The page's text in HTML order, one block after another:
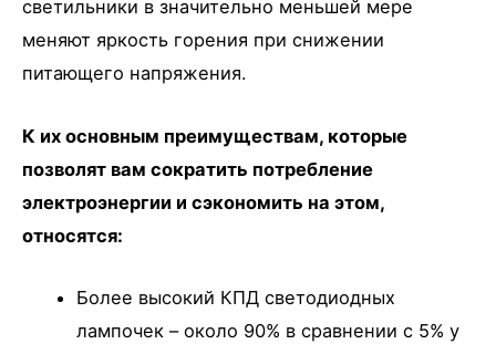
светильники в значительно меньшей мере
меняют яркость горения при снижении
питающего напряжения.
К их основным преимуществам, которые
позволят вам сократить потребление
электроэнергии и сэкономить на этом,
относятся:
Более высокий КПД светодиодных
лампочек – около 90% в сравнении с 5% у